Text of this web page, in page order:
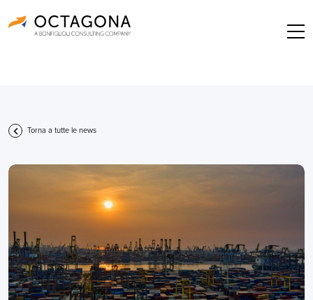
Torna a tutte le news